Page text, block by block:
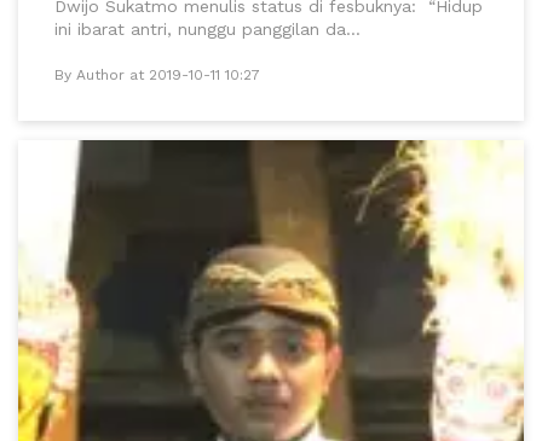
Dwijo Sukatmo menulis status di fesbuknya: “Hidup
ini ibarat antri, nunggu panggilan da...
By Author at 2019-10-11 10:27